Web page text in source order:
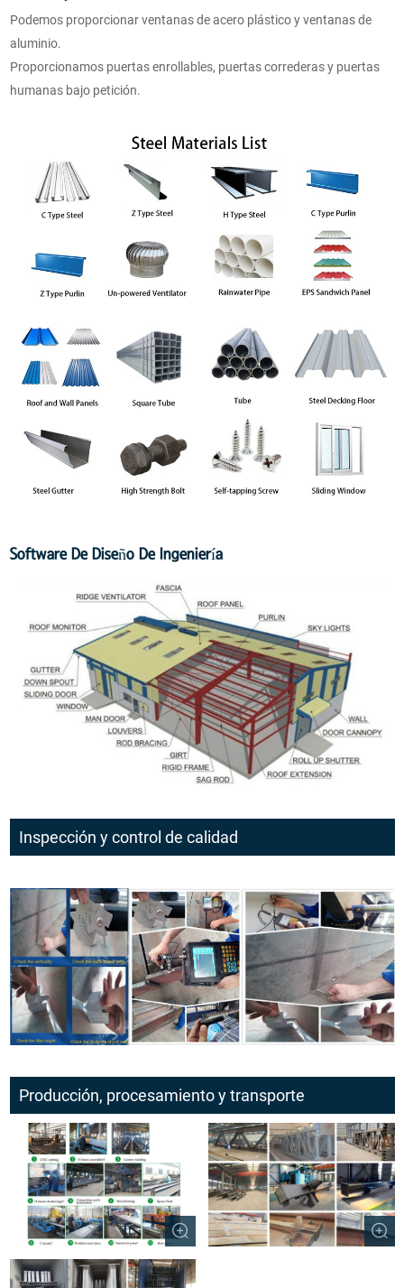
Podemos proporcionar ventanas de acero plástico y ventanas de
aluminio.
Proporcionamos puertas enrollables, puertas correderas y puertas
humanas bajo petición.
Software De Diseño De Ingeniería
Inspección y control de calidad
Producción, procesamiento y transporte